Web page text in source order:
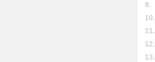
9.
10.
11.
12.
13.